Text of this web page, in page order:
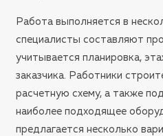
Работа выполняется в
специалисты составляют
учитывается планировка,
заказчика. Работники
расчетную схему, а также
наиболее подходящее
предлагается несколько